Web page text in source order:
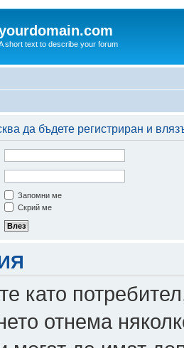
short text to describe your forum
да бъдете регистриран и
Запомни ме
Скрий ме
като
отнема